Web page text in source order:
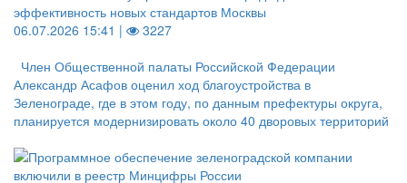
эффективность новых стандартов Москвы
06.07.2026 15:41 |
3227
Член Общественной палаты Российской Федерации
Александр Асафов оценил ход благоустройства в
Зеленограде, где в этом году, по данным префектуры округа,
планируется модернизировать около 40 дворовых территорий